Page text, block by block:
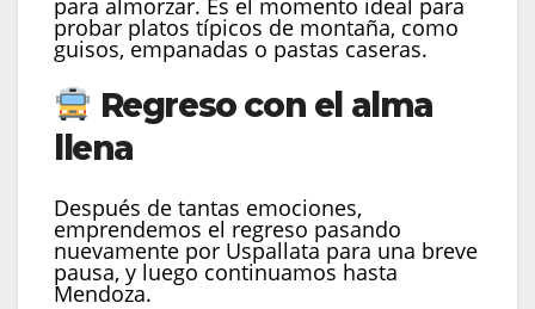
para almorzar. Es el momento ideal para
probar platos típicos de montaña, como
guisos, empanadas o pastas caseras.
Regreso con el alma
llena
Después de tantas emociones,
emprendemos el regreso pasando
nuevamente por Uspallata para una breve
pausa, y luego continuamos hasta
Mendoza.